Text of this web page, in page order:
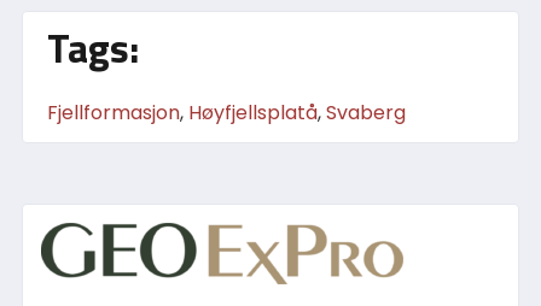
Tags:
Fjellformasjon, Høyfjellsplatå,Svaberg